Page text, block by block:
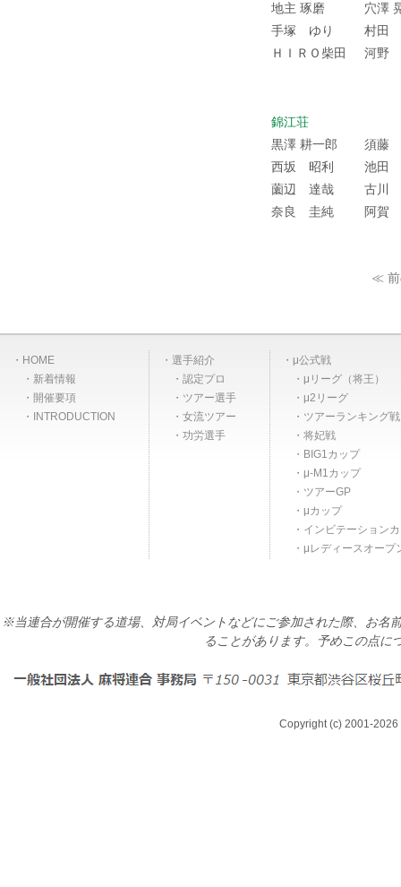
地主 琢磨
穴澤
手塚 ゆり
村田
ＨＩＲＯ柴田
河野
錦江荘
黒澤 耕一郎
須
西坂 昭利
池田
薗辺 達哉
古川
奈良 圭純
阿賀
≪ 前
HOME
新着情報
開催要項
INTRODUCTION
選手紹介
認定プロ
ツアー選手
女流ツアー
功労選手
μ公式戦
μリーグ（将王）
μ2リーグ
ツアーランキング
将妃戦
BIG1カップ
μ-M1カップ
ツアーGP
μカップ
インビテーション
μレディースオープ
※当連合が開催する道場、対局イベントなどにご参加された際、お名
ることがあります。予めこの点に
Copyright (c) 2001-